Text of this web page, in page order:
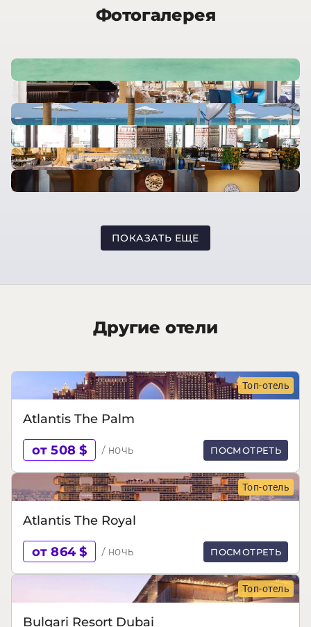
Фотогалерея
ПОКАЗАТЬ ЕЩЕ
Другие отели
Топ-отель
Atlantis The Palm
от 508 $ / ночь ПОСМОТРЕТЬ
Топ-отель
Atlantis The Royal
от 864 $ / ночь ПОСМОТРЕТЬ
Топ-отель
Bulgari Resort Dubai